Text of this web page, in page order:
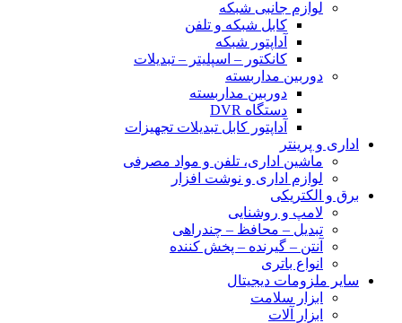
لوازم جانبی شبکه
کابل شبکه و تلفن
آداپتور شبکه
کانکتور – اسپلیتر – تبدیلات
دوربین مداربسته
دوربین مداربسته
دستگاه DVR
آداپتور کابل تبدیلات تجهیزات
اداری و پرینتر
ماشین اداری، تلفن و مواد مصرفی
لوازم اداری و نوشت افزار
برق و الکتریکی
لامپ و روشنایی
تبدیل – محافظ – چندراهی
آنتن – گیرنده – پخش کننده
انواع باتری
سایر ملزومات دیجیتال
ابزار سلامت
ابزار آلات